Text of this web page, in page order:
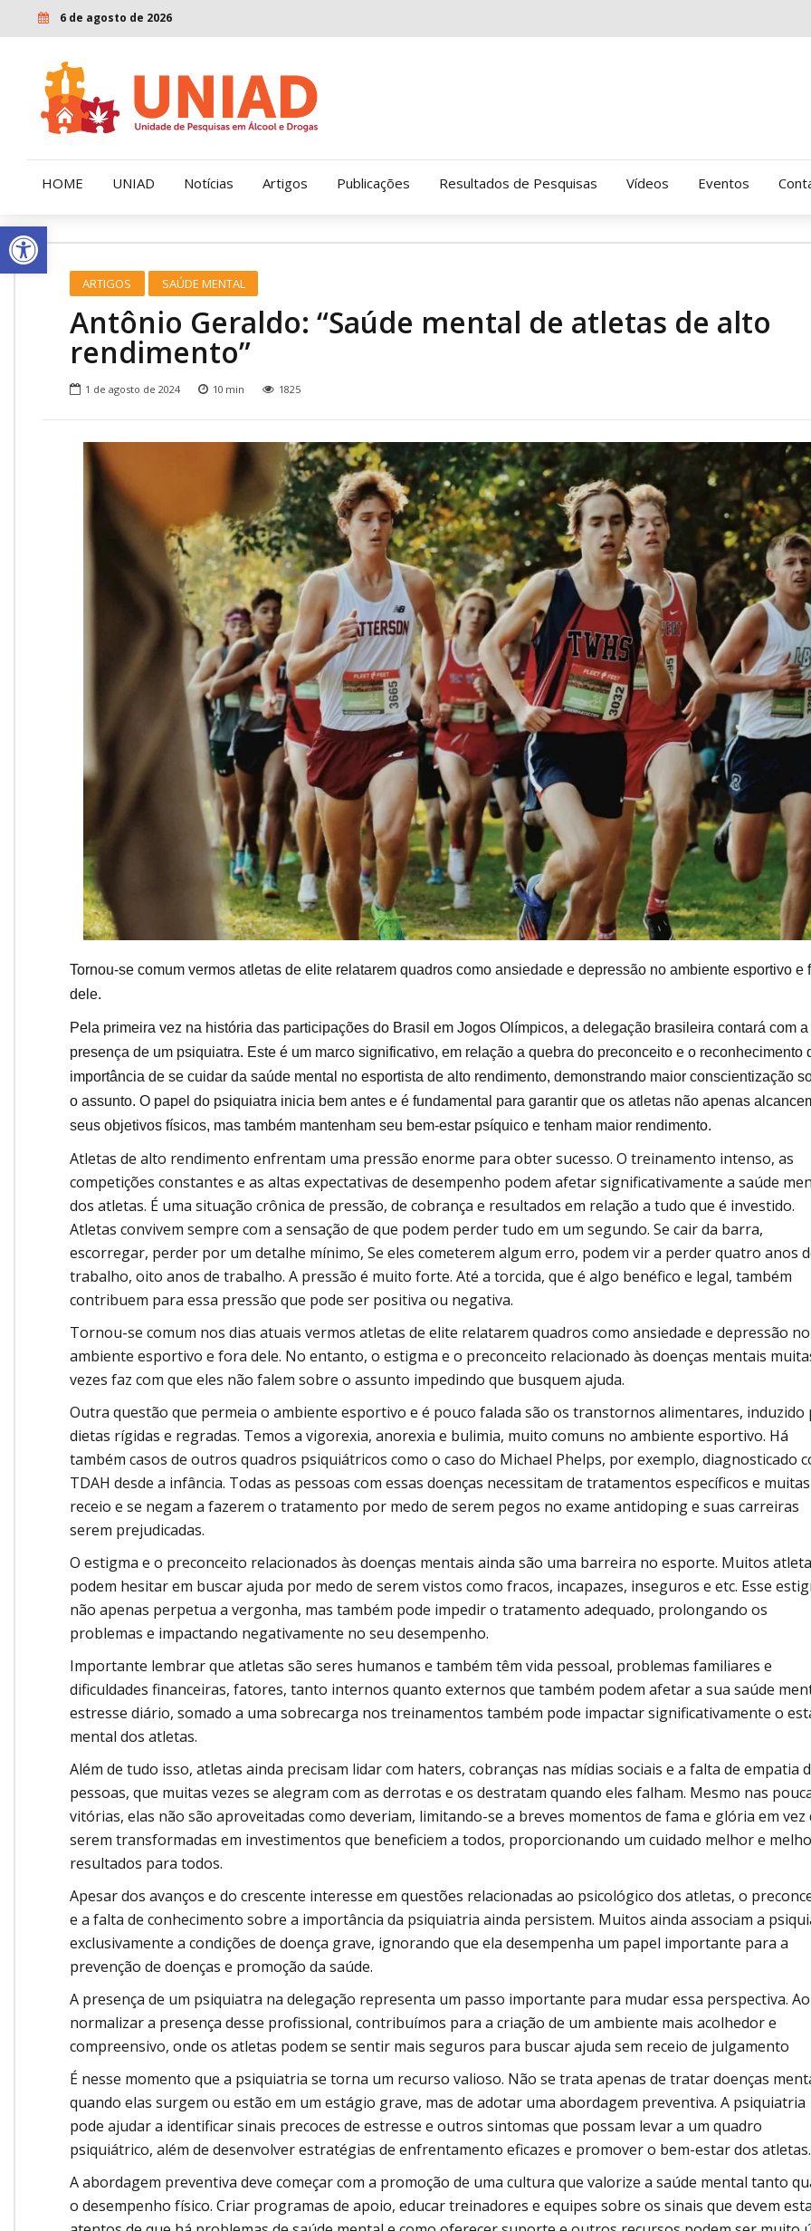
Open toolbar
6 de agosto de 2026
HOME UNIAD
Nossa História
Nossa Missão e Valores
Onde Procurar Ajuda?
Ronaldo Laranjeira recebe prêmio ISAJE
Griffith Edwards
Amor-Exigente
AME – Psiquiatria Dra Jandira
Notícias Artigos Publicações Resultados de Pesquisas Vídeos Eventos
ARTIGOS SAÚDE MENTAL
Antônio Geraldo: “Saúde mental de atletas de alto
rendimento”
1 de agosto de 2024 10 min 1825
Tornou-se comum vermos atletas de elite relatarem quadros como ansiedade e depressão no ambiente esportivo e
dele.
Pela primeira vez na história das participações do Brasil em Jogos Olímpicos, a delegação brasileira contará com a
presença de um psiquiatra. Este é um marco significativo, em relação a quebra do preconceito e o reconhecimento
importância de se cuidar da saúde mental no esportista de alto rendimento, demonstrando maior conscientização
o assunto. O papel do psiquiatra inicia bem antes e é fundamental para garantir que os atletas não apenas
seus objetivos físicos, mas também mantenham seu bem-estar psíquico e tenham maior rendimento.
Atletas de alto rendimento enfrentam uma pressão enorme para obter sucesso. O treinamento intenso, as
competições constantes e as altas expectativas de desempenho podem afetar significativamente a saúde
dos atletas. É uma situação crônica de pressão, de cobrança e resultados em relação a tudo que é investido.
Atletas convivem sempre com a sensação de que podem perder tudo em um segundo. Se cair da barra,
escorregar, perder por um detalhe mínimo, Se eles cometerem algum erro, podem vir a perder quatro anos
trabalho, oito anos de trabalho. A pressão é muito forte. Até a torcida, que é algo benéfico e legal, também
contribuem para essa pressão que pode ser positiva ou negativa.
Tornou-se comum nos dias atuais vermos atletas de elite relatarem quadros como ansiedade e depressão no
ambiente esportivo e fora dele. No entanto, o estigma e o preconceito relacionado às doenças mentais
vezes faz com que eles não falem sobre o assunto impedindo que busquem ajuda.
Outra questão que permeia o ambiente esportivo e é pouco falada são os transtornos alimentares, induzido
dietas rígidas e regradas. Temos a vigorexia, anorexia e bulimia, muito comuns no ambiente esportivo. Há
também casos de outros quadros psiquiátricos como o caso do Michael Phelps, por exemplo, diagnosticado
TDAH desde a infância. Todas as pessoas com essas doenças necessitam de tratamentos específicos e
receio e se negam a fazerem o tratamento por medo de serem pegos no exame antidoping e suas carreiras
serem prejudicadas.
O estigma e o preconceito relacionados às doenças mentais ainda são uma barreira no esporte. Muitos
podem hesitar em buscar ajuda por medo de serem vistos como fracos, incapazes, inseguros e etc. Esse
não apenas perpetua a vergonha, mas também pode impedir o tratamento adequado, prolongando os
problemas e impactando negativamente no seu desempenho.
Importante lembrar que atletas são seres humanos e também têm vida pessoal, problemas familiares e
dificuldades financeiras, fatores, tanto internos quanto externos que também podem afetar a sua saúde
estresse diário, somado a uma sobrecarga nos treinamentos também pode impactar significativamente o
mental dos atletas.
Além de tudo isso, atletas ainda precisam lidar com haters, cobranças nas mídias sociais e a falta de empatia
pessoas, que muitas vezes se alegram com as derrotas e os destratam quando eles falham. Mesmo nas
vitórias, elas não são aproveitadas como deveriam, limitando-se a breves momentos de fama e glória em vez
serem transformadas em investimentos que beneficiem a todos, proporcionando um cuidado melhor e
resultados para todos.
Apesar dos avanços e do crescente interesse em questões relacionadas ao psicológico dos atletas, o
e a falta de conhecimento sobre a importância da psiquiatria ainda persistem. Muitos ainda associam a
exclusivamente a condições de doença grave, ignorando que ela desempenha um papel importante para a
prevenção de doenças e promoção da saúde.
A presença de um psiquiatra na delegação representa um passo importante para mudar essa perspectiva. Ao
normalizar a presença desse profissional, contribuímos para a criação de um ambiente mais acolhedor e
compreensivo, onde os atletas podem se sentir mais seguros para buscar ajuda sem receio de julgamento
É nesse momento que a psiquiatria se torna um recurso valioso. Não se trata apenas de tratar doenças
quando elas surgem ou estão em um estágio grave, mas de adotar uma abordagem preventiva. A psiquiatria
pode ajudar a identificar sinais precoces de estresse e outros sintomas que possam levar a um quadro
psiquiátrico, além de desenvolver estratégias de enfrentamento eficazes e promover o bem-estar dos atletas.
A abordagem preventiva deve começar com a promoção de uma cultura que valorize a saúde mental tanto
o desempenho físico. Criar programas de apoio, educar treinadores e equipes sobre os sinais que devem